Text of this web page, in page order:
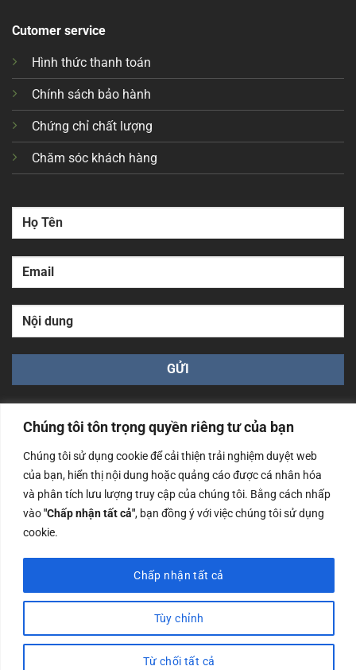
Chúng tôi tôn trọng quyền riêng tư của bạn
Chúng tôi sử dụng cookie để cải thiện trải nghiệm duyệt web
của bạn, hiển thị nội dung hoặc quảng cáo được cá nhân hóa
và phân tích lưu lượng truy cập của chúng tôi. Bằng cách nhấp
vào"Chấp nhận tất cả", bạn đồng ý với việc chúng tôi sử dụng
cookie.
Tùy chỉnh
Từ chối tất cả
Chấp nhận tất cả
Cutomer service
Hình thức thanh toán
Chính sách bảo hành
Chứng chỉ chất lượng
Chăm sóc khách hàng
Công ty TNHH Nam Bình Xương - Số ĐKKD: 0108783483
cấp ngày 14/06/2019 bởi Sở Kế Hoạch và Đầu Tư Tp. Hà
Nội
Copyrights @2023 Nam Binh Xuong. All Rights Reserved